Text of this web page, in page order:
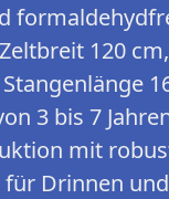
120
3 bis 7
mit
für Drinnen